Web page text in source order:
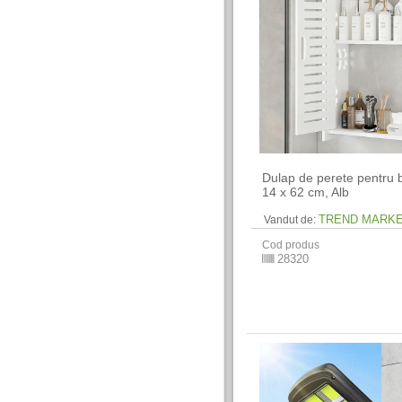
Dulap de perete pentru
14 x 62 cm​, Alb
Vandut de: TREND
Cod produs
28320